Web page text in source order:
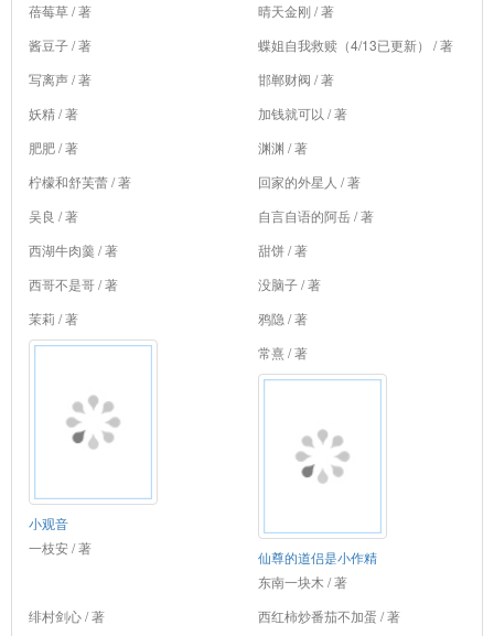
蓓莓草 / 著
晴天金刚 / 著
酱豆子 / 著
蝶姐自我救赎（4/13已更新） / 著
写离声 / 著
邯郸财阀 / 著
妖精 / 著
加钱就可以 / 著
肥肥 / 著
渊渊 / 著
柠檬和舒芙蕾 / 著
回家的外星人 / 著
吴良 / 著
自言自语的阿岳 / 著
西湖牛肉羹 / 著
甜饼 / 著
西哥不是哥 / 著
没脑子 / 著
茉莉 / 著
鸦隐 / 著
小观音
一枝安 / 著
常熹 / 著
仙尊的道侣是小作精
东南一块木 / 著
绯村剑心 / 著
西红柿炒番茄不加蛋 / 著